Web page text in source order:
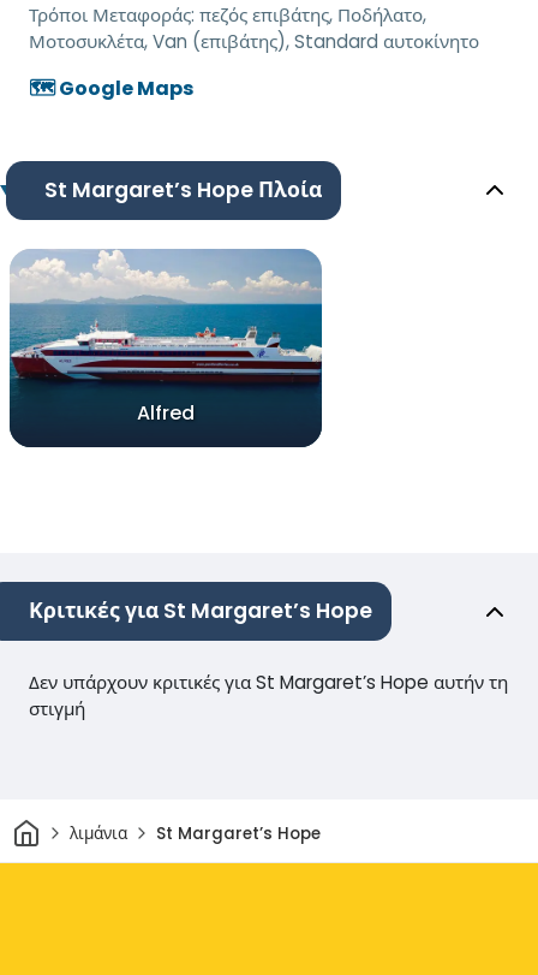
Τρόποι Μεταφοράς: πεζός επιβάτης, Ποδήλατο,
Μοτοσυκλέτα, Van (επιβάτης), Standard αυτοκίνητο
🗺️ Google Maps
St Margaret’s Hope Πλοία
Alfred
Κριτικές για St Margaret’s Hope
Δεν υπάρχουν κριτικές για St Margaret’s Hope αυτήν τη
στιγμή
Σπίτιλιμάνια St Margaret’s Hope